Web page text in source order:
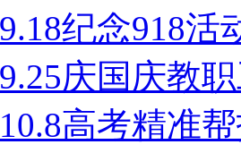
纪念918活
庆国庆教
高考精准